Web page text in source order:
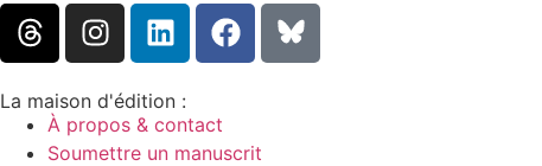
La maison d'édition :
À propos & contact
Soumettre un manuscrit